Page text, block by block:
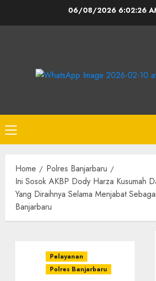
06/08/2026 6:02:27
Home
Polres Banjarbaru
Ini Sosok AKBP Dody Harza Kusumah
Yang Diraihnya Selama Menjabat
Banjarbaru
Pelayanan
Polres Banjarbaru